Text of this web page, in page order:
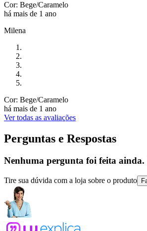
Cor: Bege/Caramelo
há mais de 1 ano
Milena
Cor: Bege/Caramelo
há mais de 1 ano
Ver todas as avaliações
Perguntas e Respostas
Nenhuma pergunta foi feita
Tire sua dúvida com a loja sobre o produto